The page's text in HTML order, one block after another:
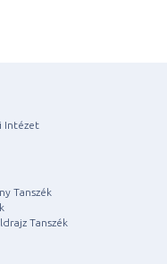
Intézet
Tanszék
Tanszék